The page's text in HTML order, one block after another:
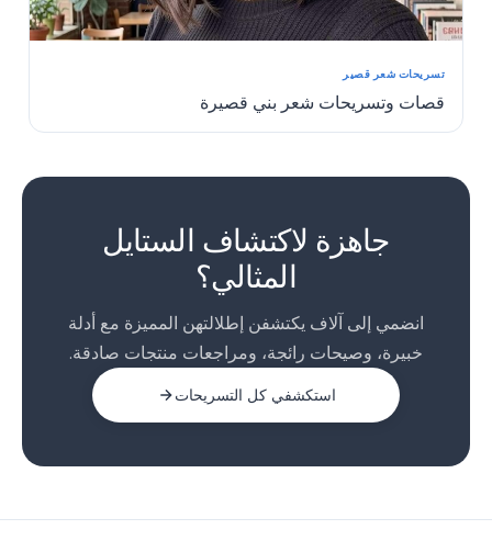
تسريحات شعر قصير
قصات وتسريحات شعر بني قصيرة
جاهزة لاكتشاف الستايل
المثالي؟
انضمي إلى آلاف يكتشفن إطلالتهن المميزة مع أدلة
خبيرة، وصيحات رائجة، ومراجعات منتجات صادقة.
استكشفي كل التسريحات